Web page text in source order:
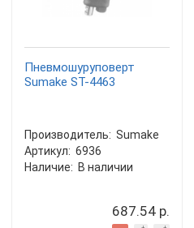
Пневмошуруповерт
Sumake ST-4463
Производитель: Sumake
Артикул: 6936
Наличие: В наличии
687.54 р.